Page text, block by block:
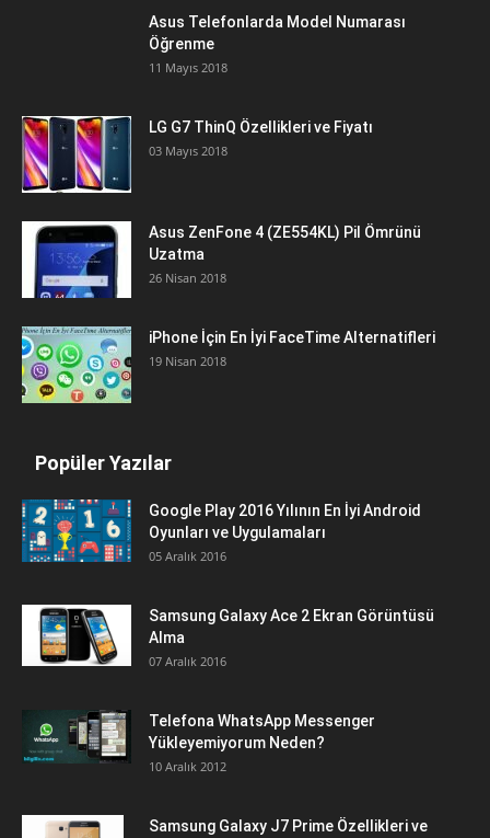
Asus Telefonlarda Model Numarası
Öğrenme
11 Mayıs 2018
LG G7 ThinQ Özellikleri ve Fiyatı
03 Mayıs 2018
Asus ZenFone 4 (ZE554KL) Pil Ömrünü
Uzatma
26 Nisan 2018
iPhone İçin En İyi FaceTime Alternatifleri
19 Nisan 2018
Popüler Yazılar
Google Play 2016 Yılının En İyi Android
Oyunları ve Uygulamaları
05 Aralık 2016
Samsung Galaxy Ace 2 Ekran Görüntüsü
Alma
07 Aralık 2016
Telefona WhatsApp Messenger
Yükleyemiyorum Neden?
10 Aralık 2012
Samsung Galaxy J7 Prime Özellikleri ve